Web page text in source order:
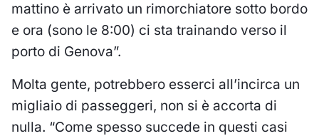
mattino è arrivato un rimorchiatore sotto bordo
e ora (sono le 8:00) ci sta trainando verso il
porto di Genova”.
Molta gente, potrebbero esserci all’incirca un
migliaio di passeggeri, non si è accorta di
nulla. “Come spesso succede in questi casi